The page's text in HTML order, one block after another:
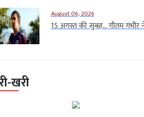
August 06, 2026
15 अगस्त की सुबह… गौतम गंभीर
खरी